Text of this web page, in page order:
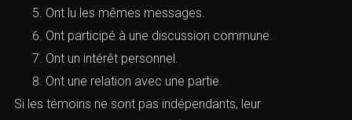
Se connaissent.
Ont échangé avant l’audition.
Appartiennent au même groupe.
Ont reçu les mêmes informations.
Ont lu les mêmes messages.